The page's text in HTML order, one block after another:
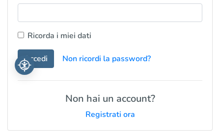
Ricorda i miei dati
Accedi Non ricordi la password?
Non hai un account?
Registrati ora